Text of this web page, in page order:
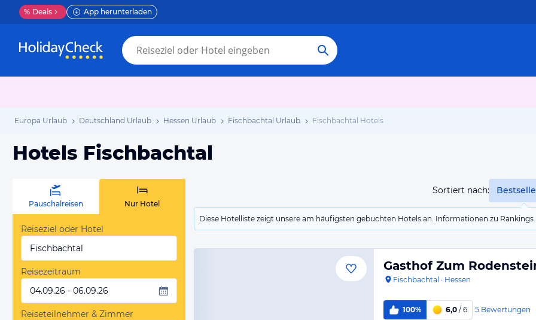
% Deals App herunterladen
Europa Urlaub Deutschland Urlaub Hessen Urlaub Fischbachtal Urlaub Fischbachtal Hotels
Hotels Fischbachtal
Sortiert nach:
Diese Hotelliste zeigt unsere am häufigsten gebuchten Hotels an. Informationen zu
Pauschalreisen Nur Hotel
Reiseziel oder Hotel
Fischbachtal
Reisezeitraum
04.09.26 - 06.09.26
Reiseteilnehmer & Zimmer
Gasthof Zum
Fischbachtal · Hessen
100% 6,0 / 6 5 Bewertungen